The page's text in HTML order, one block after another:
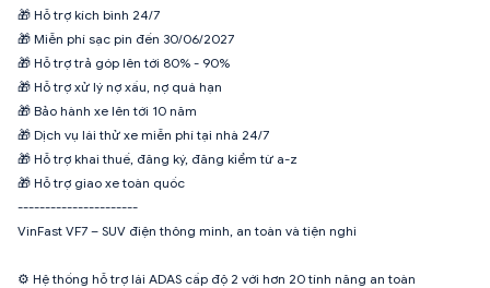
🎁 Hỗ trợ kích bình 24/7
🎁 Miễn phí sạc pin đến 30/06/2027
🎁 Hỗ trợ trả góp lên tới 80% - 90%
🎁 Hỗ trợ xử lý nợ xấu, nợ quá hạn
🎁 Bảo hành xe lên tới 10 năm
🎁 Dịch vụ lái thử xe miễn phí tại nhà 24/7
🎁 Hỗ trợ khai thuế, đăng ký, đăng kiểm từ a-z
🎁 Hỗ trợ giao xe toàn quốc
----------------------
VinFast VF7 – SUV điện thông minh, an toàn và tiện nghi
⚙️ Hệ thống hỗ trợ lái ADAS cấp độ 2 với hơn 20 tính năng an toàn